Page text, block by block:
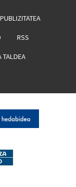
PUBLIZITATEA
RSS
TALDEA